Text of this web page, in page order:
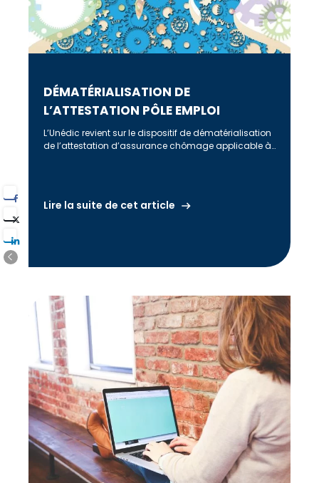
DÉMATÉRIALISATION DE
L’ATTESTATION PÔLE EMPLOI
L’Unédic revient sur le dispositif de dématérialisation
de l’attestation d’assurance chômage applicable à
Lire la suite de cet article